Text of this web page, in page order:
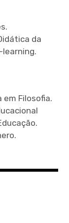
da
learning.
Filosofia.